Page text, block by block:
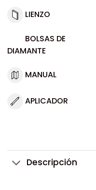
LIENZO
BOLSAS DE
DIAMANTE
MANUAL
APLICADOR
Descripción